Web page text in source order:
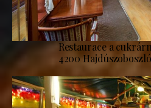
Restaurace a
4200